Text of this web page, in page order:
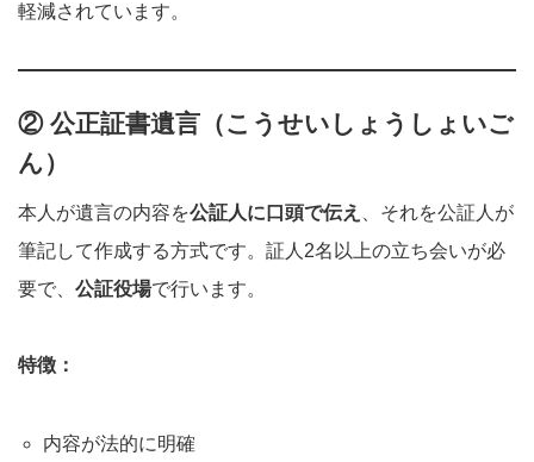
軽減されています。
② 公正証書遺言（こうせいしょうしょいご
ん）
本人が遺言の内容を公証人に口頭で伝え
、それを公証人が
筆記して作成する方式です。証人2名以上の立ち会いが必
要で、 公証役場で行います。
特徴：
内容が法的に明確